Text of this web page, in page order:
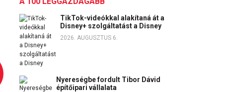
TikTok-videókkal alakítaná át a
Disney+ szolgáltatást a Disney
2026. AUGUSZTUS 6.
Nyereségbe fordult Tibor Dávid
építőipari vállalata